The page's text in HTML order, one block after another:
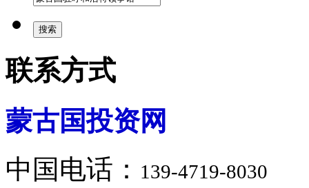
联系方式
蒙古国投资网
中国电话： 139-4719-8030